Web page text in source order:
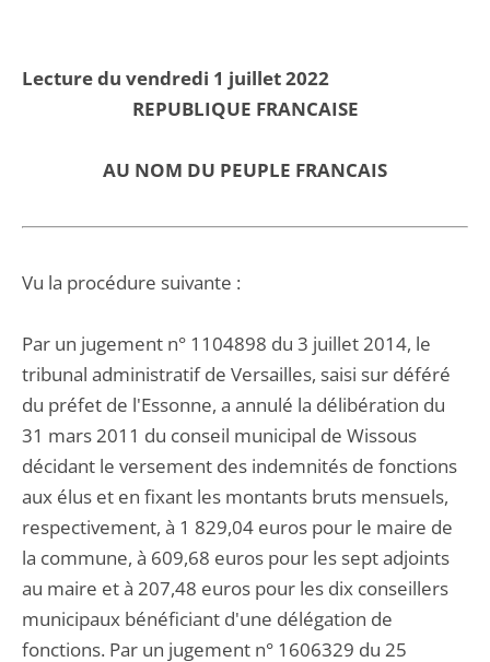
Lecture du vendredi 1 juillet 2022
REPUBLIQUE FRANCAISE
AU NOM DU PEUPLE FRANCAIS
Vu la procédure suivante :
Par un jugement n° 1104898 du 3 juillet 2014, le
tribunal administratif de Versailles, saisi sur déféré
du préfet de l'Essonne, a annulé la délibération du
31 mars 2011 du conseil municipal de Wissous
décidant le versement des indemnités de fonctions
aux élus et en fixant les montants bruts mensuels,
respectivement, à 1 829,04 euros pour le maire de
la commune, à 609,68 euros pour les sept adjoints
au maire et à 207,48 euros pour les dix conseillers
municipaux bénéficiant d'une délégation de
fonctions. Par un jugement n° 1606329 du 25